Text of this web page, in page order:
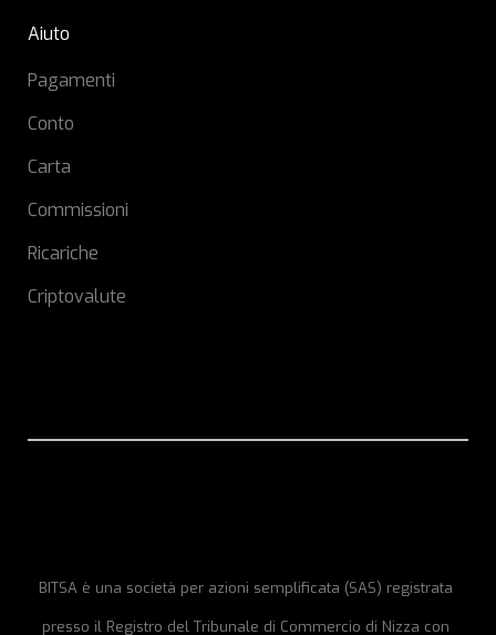
Aiuto
Pagamenti
Conto
Carta
Commissioni
Ricariche
Criptovalute
BITSA è una società per azioni semplificata (SAS) registrata
presso il Registro del Tribunale di Commercio di Nizza con